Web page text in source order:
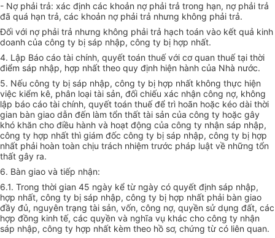
- Nợ phải trả: xác định các khoản nợ phải trả trong hạn, nợ phải trả
đã quá hạn trả, các khoản nợ phải trả nhưng không phải trả.
Đối với nợ phải trả nhưng không phải trả hạch toán vào kết quả kinh
doanh của công ty bị sáp nhập, công ty bị hợp nhất.
4. Lập Báo cáo tài chính, quyết toán thuế với cơ quan thuế tại thời
điểm sáp nhập, hợp nhất theo quy định hiện hành của Nhà nước.
5. Nếu công ty bị sáp nhập, công ty bị hợp nhất không thực hiện
việc kiểm kê, phân loại tài sản, đối chiếu xác nhận công nợ, không
lập báo cáo tài chính, quyết toán thuế để trì hoãn hoặc kéo dài thời
gian bàn giao dẫn đến làm tổn thất tài sản của công ty hoặc gây
khó khăn cho điều hành và hoạt động của công ty nhận sáp nhập,
công ty hợp nhất thì giám đốc công ty bị sáp nhập, công ty bị hợp
nhất phải hoàn toàn chịu trách nhiệm trước pháp luật về những tổn
thất gây ra.
6. Bàn giao và tiếp nhận:
6.1. Trong thời gian 45 ngày kể từ ngày có quyết định sáp nhập,
hợp nhất, công ty bị sáp nhập, công ty bị hợp nhất phải bàn giao
đầy đủ, nguyên trạng tài sản, vốn, công nợ, quyền sử dụng đất, các
hợp đồng kinh tế, các quyền và nghĩa vụ khác cho công ty nhận
sáp nhập, công ty hợp nhất kèm theo hồ sơ, chứng từ có liên quan.